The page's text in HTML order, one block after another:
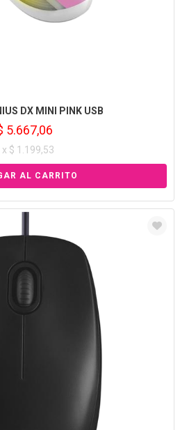
DX MINI PINK USB
5.667,06
x $ 1.199,53